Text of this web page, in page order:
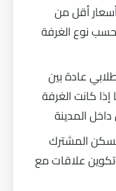
أقل من
نوع الغرفة
عادة بين
ما إذا كانت الغرفة
المدينة
المشترك
علاقات مع